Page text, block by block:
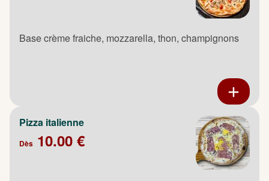
Base crème fraiche, mozzarella, thon, champignons
Pizza italienne
Dès 10.00 €